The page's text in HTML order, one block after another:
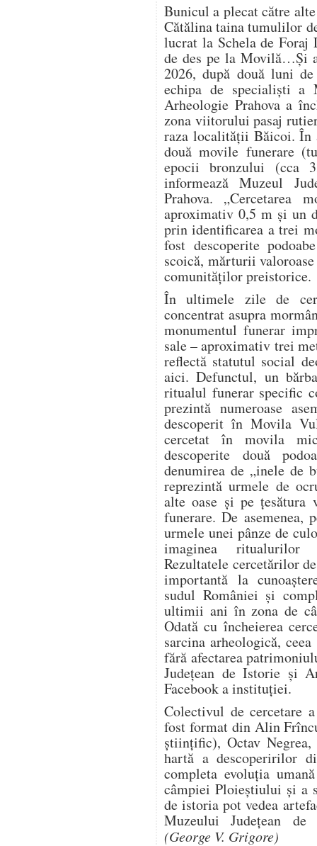
Bunicul a plecat către
Cătălina taina tumulilor
lucrat la Schela de
de des pe la Movilă…Și
2026, după două luni
echipa de specialiști a
Arheologie Prahova a
zona viitorului pasaj
raza localității Băicoi. În
două movile funerare
epocii bronzului (cca
informează Muzeul
Prahova.
aproximativ 0,5 m și un
prin identificarea a trei
fost descoperite
scoică, mărturii
comunităților preistorice.
În ultimele zile de
concentrat asupra
monumentul funerar
sale – aproximativ trei
reflectă statutul social
aici. Defunctul, un
ritualul funerar specific
prezintă numeroase
descoperit în Movila
cercetat în movila
descoperite două
denumirea de „inele de
reprezintă urmele de
alte oase și pe țesătura
funerare. De asemenea,
urmele unei pânze de
imaginea ritualurilor
Rezultatele cercetărilor
importantă la
sudul României și
ultimii ani în zona de
Odată cu încheierea
sarcina arheologică,
fără afectarea
Județean de Istorie și
Facebook a instituției.
Colectivul de
fost format din Alin
științific), Octav
hartă a descoperirilor
completa evoluția
câmpiei Ploieștiului și a
de istoria pot vedea
Muzeului Județean
(George V. Grigore)